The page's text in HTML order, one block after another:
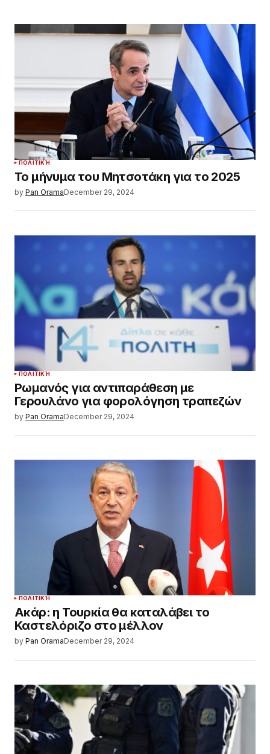
ΠΟΛΙΤΙΚΉ
Το μήνυμα του Μητσοτάκη για το 2025
by Pan OramaDecember 29, 2024
ΠΟΛΙΤΙΚΉ
Ρωμανός για αντιπαράθεση με
Γερουλάνο για φορολόγηση τραπεζών
by Pan OramaDecember 29, 2024
ΠΟΛΙΤΙΚΉ
Ακάρ: η Τουρκία θα καταλάβει το
Καστελόριζο στο μέλλον
by Pan OramaDecember 29, 2024